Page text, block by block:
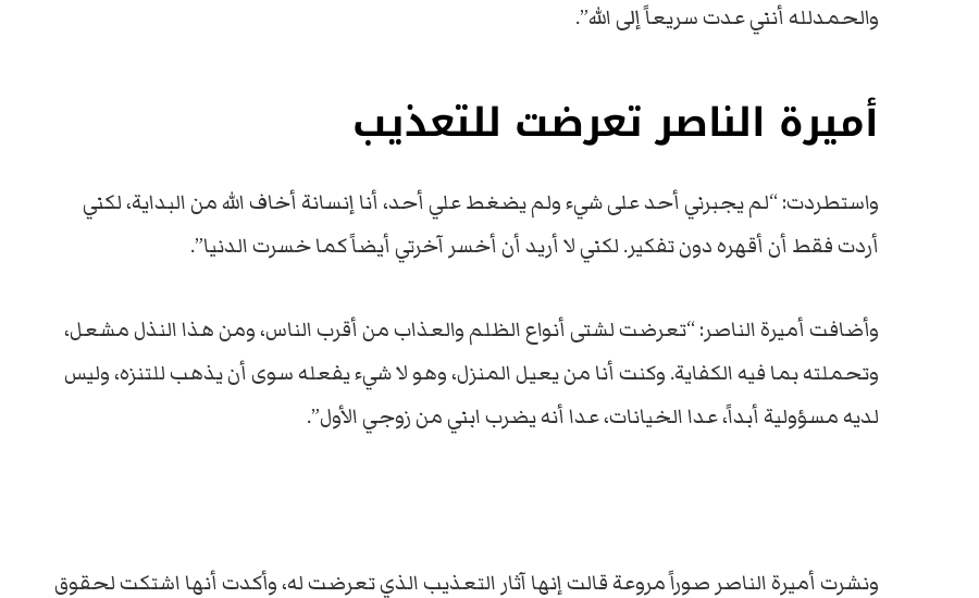
والحمدلله أنني عدت سريعاً إلى الله”.
أميرة الناصر تعرضت للتعذيب
واستطردت: “لم يجبرني أحد على شيء ولم يضغط علي أحد، أنا إنسانة أخاف الله من البداية، لكني
أردت فقط أن أقهره دون تفكير. لكني لا أريد أن أخسر آخرتي أيضاً كما خسرت الدنيا”.
وأضافت أميرة الناصر: “تعرضت لشتى أنواع الظلم والعذاب من أقرب الناس، ومن هذا النذل مشعل،
وتحملته بما فيه الكفاية. وكنت أنا من يعيل المنزل، وهو لا شيء يفعله سوى أن يذهب للتنزه، وليس
لديه مسؤولية أبداً، عدا الخيانات، عدا أنه يضرب ابني من زوجي الأول”.
ونشرت أميرة الناصر صوراً مروعة قالت إنها آثار التعذيب الذي تعرضت له، وأكدت أنها اشتكت لحقوق